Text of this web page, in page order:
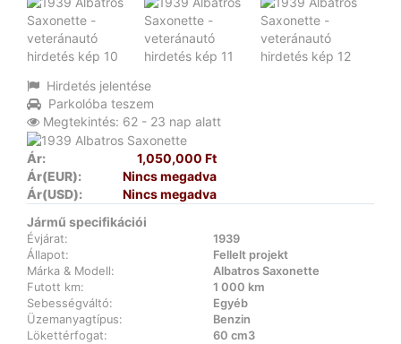
Hirdetés jelentése
Parkolóba teszem
Megtekintés: 62 - 23 nap alatt
Ár:
1,050,000 Ft
Ár(EUR):
Nincs megadva
Ár(USD):
Nincs megadva
Jármű specifikációi
Évjárat:
1939
Állapot:
Fellelt projekt
Márka & Modell:
Albatros Saxonette
Futott km:
1 000 km
Sebességváltó:
Egyéb
Üzemanyagtípus:
Benzin
Lökettérfogat:
60 cm3